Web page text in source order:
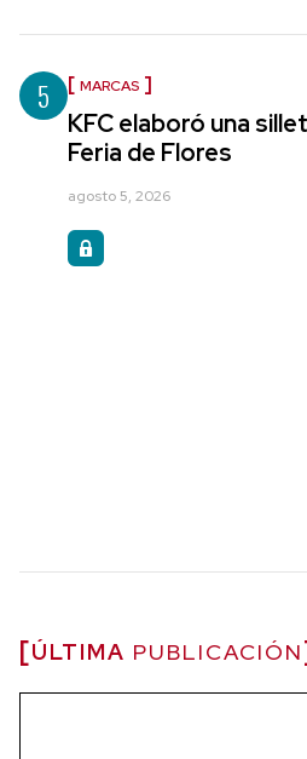
5 MARCAS
KFC elaboró una
Feria de Flores
agosto 5, 2026
ÚLTIMA PUBLICACIÓN